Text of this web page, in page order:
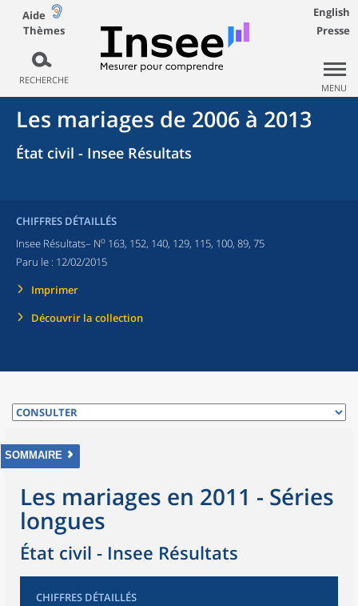
Aide
Thèmes
RECHERCHE
English
Presse
MENU
Les mariages de 2006 à 2013
État civil - Insee Résultats
CHIFFRES DÉTAILLÉS
Insee Résultats– No 163, 152, 140, 129, 115, 100, 89, 75
Paru le : 12/02/2015
Imprimer
Découvrir la collection
SOMMAIRE
Les mariages en 2011 - Séries
longues
État civil - Insee Résultats
CHIFFRES DÉTAILLÉS